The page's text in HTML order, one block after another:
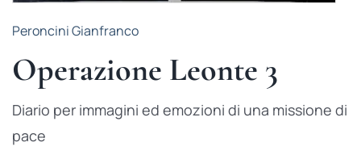
Peroncini Gianfranco
Operazione Leonte 3
Diario per immagini ed emozioni di una missione di
pace